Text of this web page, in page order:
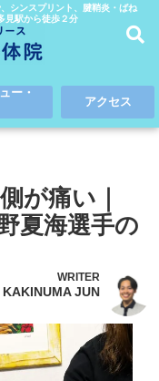
シンスプリント、腱鞘炎・ばね
見駅から徒歩２分
ー・
アクセス
が痛い｜
夏海選手の
WRITER
KAKINUMA JUN